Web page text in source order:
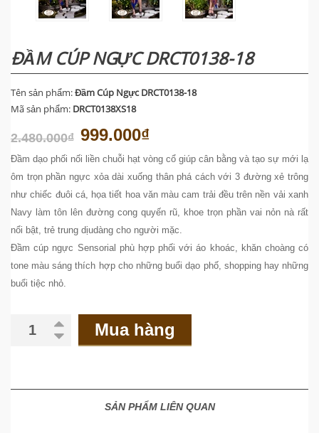
ĐẦM CÚP NGỰC DRCT0138-18
Tên sản phẩm:Đầm Cúp Ngực DRCT0138-18
Mã sản phẩm: DRCT0138XS18
2.480.000₫ 999.000₫
Đầm dạo phối nối liền chuỗi hạt vòng cổ giúp cân bằng và tạo sự mới lạ
ôm trọn phần ngực xỏa dài xuống thân phá cách với 3 đường xẻ trông
như chiếc đuôi cá, họa tiết hoa văn màu cam trải đều trên nền vải xanh
Navy làm tôn lên đường cong quyến rũ, khoe trọn phần vai nỏn nà rất
nổi bật, trẻ trung dịudàng cho người mặc.
Đầm cúp ngực Sensorial phù hợp phối với áo khoác, khăn choàng có
tone màu sáng thích hợp cho những buổi dạo phố, shopping hay những
buổi tiệc nhỏ.
Mua hàng
SẢN PHẨM LIÊN QUAN